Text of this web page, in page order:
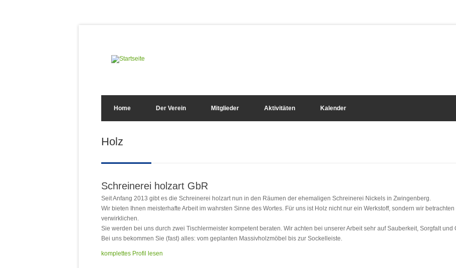
Home Der Verein Mitglieder Aktivitäten Kalender
Suchformular
Sie sind hier
Holz
Schreinerei holzart GbR
Seit Anfang 2013 gibt es die Schreinerei holzart nun in den Räumen der ehemaligen Schreinerei Nickels in Zwingenberg.
Wir bieten Ihnen meisterhafte Arbeit im wahrsten Sinne des Wortes. Für uns ist Holz nicht nur ein Werkstoff, sondern wir
verwirklichen.
Sie werden bei uns durch zwei Tischlermeister kompetent beraten. Wir achten bei unserer Arbeit sehr auf Sauberkeit, Sorgfalt
Bei uns bekommen Sie (fast) alles: vom geplanten Massivholzmöbel bis zur Sockelleiste.
komplettes Profil lesen